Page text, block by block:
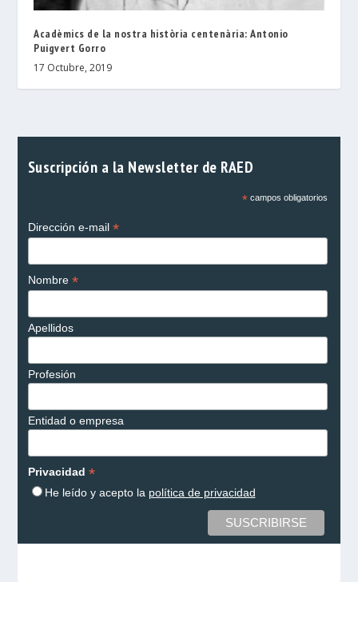
Acadèmics de la nostra història centenària: Antonio
Puigvert Gorro
17 Octubre, 2019
Suscripción a la Newsletter de RAED
*campos obligatorios
Dirección e-mail *
Nombre *
Apellidos
Profesión
Entidad o empresa
Privacidad *
He leído y acepto la política de privacidad